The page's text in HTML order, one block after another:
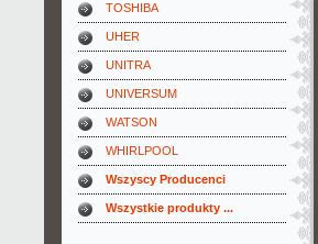
TOSHIBA
UHER
UNITRA
UNIVERSUM
WATSON
WHIRLPOOL
Wszyscy Producenci
Wszystkie produkty ...